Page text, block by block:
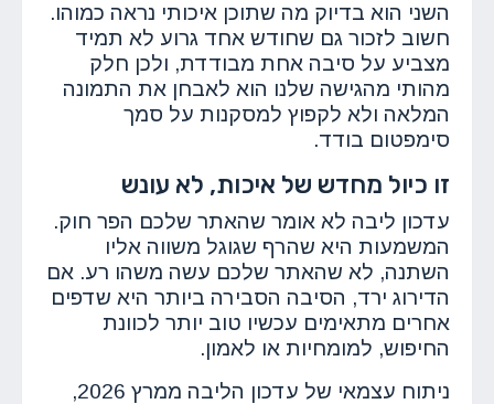
השני הוא בדיוק מה שתוכן איכותי נראה כמוהו.
חשוב לזכור גם שחודש אחד גרוע לא תמיד
מצביע על סיבה אחת מבודדת, ולכן חלק
מהותי מהגישה שלנו הוא לאבחן את התמונה
המלאה ולא לקפוץ למסקנות על סמך
סימפטום בודד.
זו כיול מחדש של איכות, לא עונש
עדכון ליבה לא אומר שהאתר שלכם הפר חוק.
המשמעות היא שהרף שגוגל משווה אליו
השתנה, לא שהאתר שלכם עשה משהו רע. אם
הדירוג ירד, הסיבה הסבירה ביותר היא שדפים
אחרים מתאימים עכשיו טוב יותר לכוונת
החיפוש, למומחיות או לאמון.
ניתוח עצמאי של עדכון הליבה ממרץ 2026,